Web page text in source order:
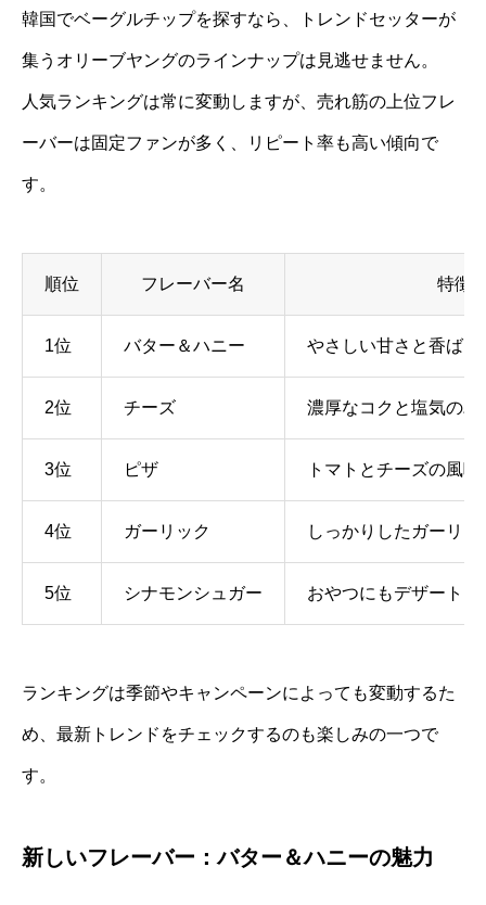
韓国でベーグルチップを探すなら、トレンドセッターが
集うオリーブヤングのラインナップは見逃せません。
人気ランキングは常に変動しますが、売れ筋の上位フレ
ーバーは固定ファンが多く、リピート率も高い傾向で
す。
順位 フレーバー名 特徴
1位 バター＆ハニー やさしい甘さと香ばし
2位 チーズ 濃厚なコクと塩気のバ
3位 ピザ トマトとチーズの風
4位 ガーリック しっかりしたガーリ
5位 シナモンシュガー おやつにもデザートに
ランキングは季節やキャンペーンによっても変動するた
め、最新トレンドをチェックするのも楽しみの一つで
す。
新しいフレーバー：バター＆ハニーの魅力